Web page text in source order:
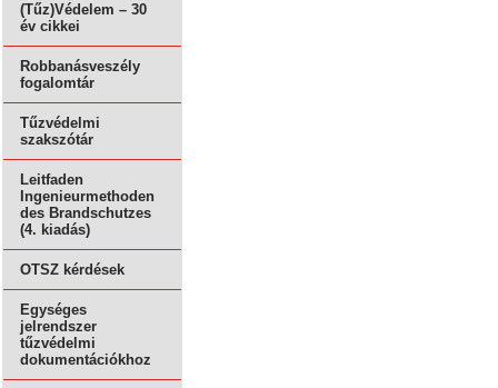
(Tűz)Védelem – 30
év cikkei
Robbanásveszély
fogalomtár
Tűzvédelmi
szakszótár
Leitfaden
Ingenieurmethoden
des Brandschutzes
(4. kiadás)
OTSZ kérdések
Egységes
jelrendszer
tűzvédelmi
dokumentációkhoz